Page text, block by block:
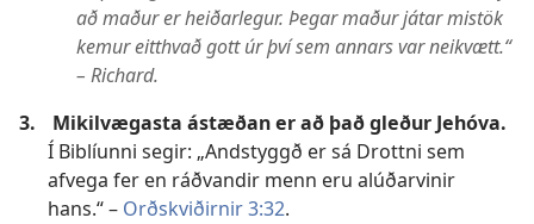
að maður er heiðarlegur. Þegar maður játar mistök
kemur eitthvað gott úr því sem annars var neikvætt.“
– Richard.
3.
Mikilvægasta ástæðan er að það gleður Jehóva.
Í Biblíunni segir: „Andstyggð er sá Drottni sem
afvega fer en ráðvandir menn eru alúðarvinir
hans.“ – Orðskviðirnir 3:32.